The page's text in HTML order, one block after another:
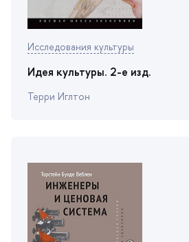
Исследования культуры
Идея культуры. 2-е изд.
Терри Иглтон